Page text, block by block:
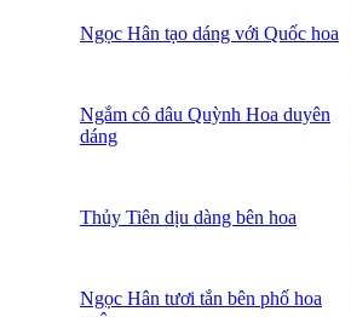
Ngọc Hân tạo dáng với Quốc hoa
Ngắm cô dâu Quỳnh Hoa duyên
dáng
Thủy Tiên dịu dàng bên hoa
Ngọc Hân tươi tắn bên phố hoa